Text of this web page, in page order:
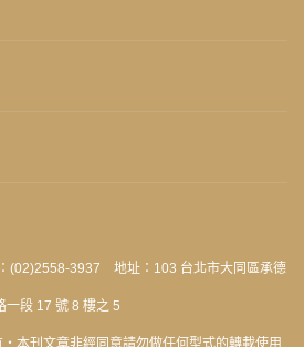
(02)2558-3937 地址：103 台北市大同區承德
一段 17 號 8 樓之 5
本刊文章非經同意請勿做任何型式的轉載使用